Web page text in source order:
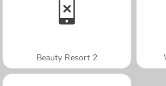
Beauty Resort 2